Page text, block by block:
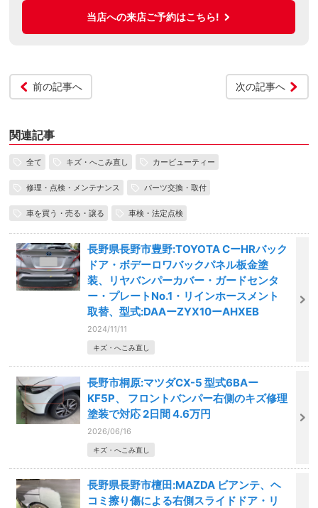
当店への来店ご予約はこちら!
前の記事へ 次の記事へ
関連記事
全て キズ・へこみ直し カービューティー
修理・点検・メンテナンス パーツ交換・取付
車を買う・売る・譲る 車検・法定点検
長野県長野市豊野:TOYOTA CーHRバック
ドア・ボデーロワバックパネル板金塗
装、リヤバンパーカバー・ガードセンタ
ー・プレートNo.1・リインホースメント
取替、型式:DAAーZYX10ーAHXEB
2024/11/11
キズ・へこみ直し
長野市桐原:マツダCX-5 型式6BAー
KF5P、 フロントバンパー右側のキズ修理
塗装で対応 2日間 4.6万円
2026/06/16
キズ・へこみ直し
長野県長野市檀田:MAZDA ビアンテ、ヘ
コミ擦り傷による右側スライドドア・リ